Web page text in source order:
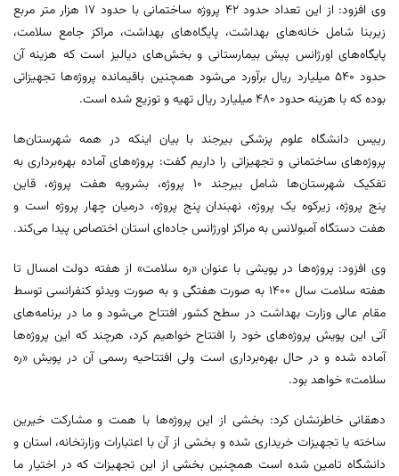
وی افزود: از این تعداد حدود ۴۲ پروژه ساختمانی با حدود ۱۷ هزار متر مربع
زیربنا شامل خانه‌های بهداشت، پایگاه‌های بهداشت، مراکز جامع سلامت،
پایگاه‌های اورژانس پیش بیمارستانی و بخش‌های دیالیز است که هزینه آن
حدود ۵۴۰ میلیارد ریال برآورد می‌شود همچنین باقیمانده پروژه‌ها تجهیزاتی
بوده که با هزینه حدود ۴۸۰ میلیارد ریال تهیه و توزیع شده است.
رییس دانشگاه علوم پزشکی بیرجند با بیان اینکه در همه شهرستان‌ها
پروژه‌های ساختمانی و تجهیزاتی را داریم گفت: پروژه‌های آماده بهره‌برداری به
تفکیک شهرستان‌ها شامل بیرجند ۱۰ پروژه، بشرویه هفت پروژه، قاین
پنج پروژه، زیرکوه یک پروژه، نهبندان پنج پروژه، درمیان چهار پروژه است و
هفت دستگاه آمبولانس به مراکز اورژانس جاده‌ای استان اختصاص پیدا می‌کند.
وی افزود: پروژه‌ها در پویشی با عنوان «ره سلامت» از هفته دولت امسال تا
هفته سلامت سال ۱۴۰۰ به صورت هفتگی و به صورت ویدئو کنفرانسی توسط
مقام عالی وزارت بهداشت در سطح کشور افتتاح می‌شود و ما در برنامه‌های
آتی این پویش پروژه‌های خود را افتتاح خواهیم کرد، هرچند که این پروژه‌ها
آماده شده و در حال بهره‌برداری است ولی افتتاحیه رسمی آن در پویش «ره
سلامت» خواهد بود.
دهقانی خاطرنشان کرد: بخشی از این پروژه‌ها با همت و مشارکت خیرین
ساخته یا تجهیزات خریداری شده و بخشی از آن با اعتبارات وزارتخانه، استان و
دانشگاه تامین شده است همچنین بخشی از این تجهیزات که در اختیار ما